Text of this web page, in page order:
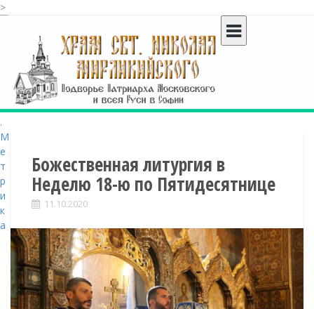
>
c
o
n
t
e
n
t
Божественная литургия в
Неделю 18-ю по Пятидесятнице
11.10.2020